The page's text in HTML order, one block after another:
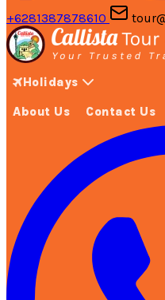
+6281387878610
Holidays
About Us Contact Us